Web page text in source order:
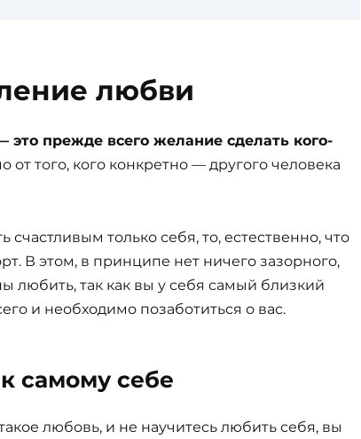
любви
это прежде всего желание сделать кого-
того, кого конкретно — другого человека
счастливым только себя, то, естественно, что
В этом, в принципе нет ничего зазорного,
любить, так как вы у себя самый близкий
и необходимо позаботиться о вас.
самому себе
любовь, и не научитесь любить себя, вы